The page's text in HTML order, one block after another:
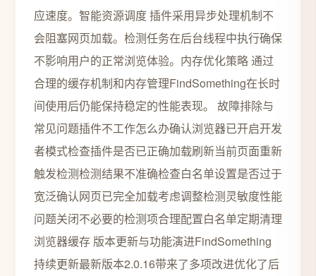
应速度。智能资源调度 插件采用异步处理机制不
会阻塞网页加载。检测任务在后台线程中执行确保
不影响用户的正常浏览体验。内存优化策略 通过
合理的缓存机制和内存管理FindSomething在长时
间使用后仍能保持稳定的性能表现。 故障排除与
常见问题插件不工作怎么办确认浏览器已开启开发
者模式检查插件是否已正确加载刷新当前页面重新
触发检测检测结果不准确检查白名单设置是否过于
宽泛确认网页已完全加载考虑调整检测灵敏度性能
问题关闭不必要的检测项合理配置白名单定期清理
浏览器缓存 版本更新与功能演进FindSomething
持续更新最新版本2.0.16带来了多项改进优化了后